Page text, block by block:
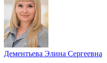
Дементьева Элина Сергеевна